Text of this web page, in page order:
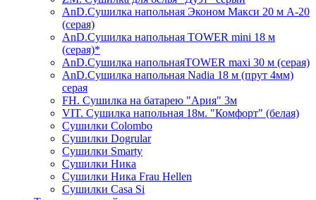
AnD.Сушилка напольная Эконом Макси 20 м А-20
(серая)
AnD.Сушилка напольная TOWER mini 18 м
(серая)*
AnD.Сушилка напольнаяTOWER maxi 30 м (серая)
AnD.Сушилка напольная Nadia 18 м (прут 4мм)
серая
FH. Сушилка на батарею "Ария" 3м
VIT. Сушилка напольная 18м. "Комфорт" (белая)
Cушилки Colombo
Сушилки Dogrular
Сушилки Smarty
Сушилки Ника
Сушилки Ника Frau Hellen
Сушилки Сasa Si